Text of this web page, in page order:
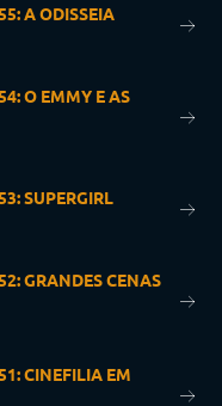
A ODISSEIA
O EMMY E AS
SUPERGIRL
GRANDES CENAS
CINEFILIA EM